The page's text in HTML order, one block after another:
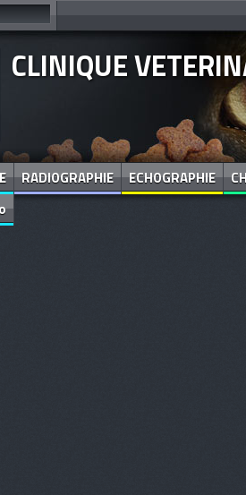
CLINIQUE
RADIOGRAPHIE ECHOGRAPHIE